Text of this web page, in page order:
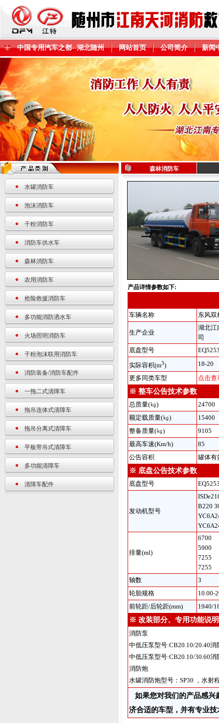
中国专用汽车之都--湖北随州 网站首页 公司简介 新闻
水罐消防车
泡沫消防车
干粉消防车
消防车供水车
森林消防车
农用消防车
抢险救援消防车
多功能消防洒水车
火场照明消防车
干粉泡沫联用消防车
消防装备/消防车配件
一拖二式清障车
拖吊连体式清障车
拖吊分离式清障车
平板带吊式清障车
多功能清障车
清障车配件
森林消防车
产品详情参数如下:
车辆名称 东风双
生产企业
湖北江
司
底盘型号
实际容积(m3)
18-20
更多同类车型
点击查
※ 整车公告技术参数
总质量(㎏)
24700
额定载质量(㎏)
15400
整备质量(㎏)
9105
最高车速(Km/h)
85
公告容积
罐体有
※ 底盘公告技术参数
底盘型号
发动机型号
B220
排量(ml)
6700
5900
7255
7255
轴数
3
轮胎规格
10.00-
前轮距/后轮距(mm)
1940/
※ 改装部分、专用功能说明
消防泵
中低压泵型号:CB20.10/20.40
中低压泵型号:CB20.10/30.60
消防炮
水罐消防炮型号：SP30 ，水射
如果您对我们的产品感兴
济合适的车型，并有专业